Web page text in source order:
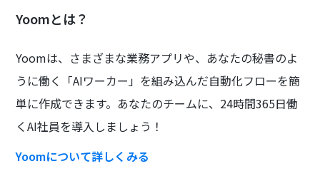
Yoomとは？
Yoomは、さまざまな業務アプリや、あなたの秘書のよ
うに働く「AIワーカー」を組み込んだ自動化フローを簡
単に作成できます。あなたのチームに、24時間365日働
くAI社員を導入しましょう！
Yoomについて詳しくみる